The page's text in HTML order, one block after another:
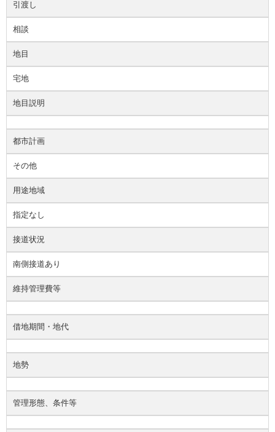
引渡し
相談
地目
宅地
地目説明
都市計画
その他
用途地域
指定なし
接道状況
南側接道あり
維持管理費等
借地期間・地代
地勢
管理形態、条件等